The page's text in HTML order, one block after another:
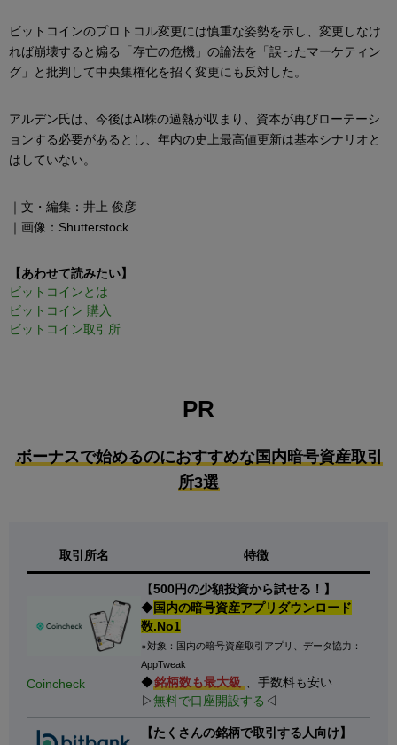
ビットコインのプロトコル変更には慎重な姿勢を示し、変更しなけ
れば崩壊すると煽る「存亡の危機」の論法を「誤ったマーケティン
グ」と批判して中央集権化を招く変更にも反対した。
アルデン氏は、今後はAI株の過熱が収まり、資本が再びローテーシ
ョンする必要があるとし、年内の史上最高値更新は基本シナリオと
はしていない。
｜文・編集：井上 俊彦
｜画像：Shutterstock
【あわせて読みたい】
ビットコインとは
ビットコイン 購入
ビットコイン取引所
PR
ボーナスで始めるのにおすすめな国内暗号資産取引
所3選
取引所名 特徴
Coincheck
【500円の少額投資から試せる！】
◆国内の暗号資産アプリダウンロード
数.No1
※対象：国内の暗号資産取引アプリ、データ協力：
AppTweak
◆銘柄数も最大級 、手数料も安い
▷無料で口座開設する ◁
【たくさんの銘柄で取引する人向け】